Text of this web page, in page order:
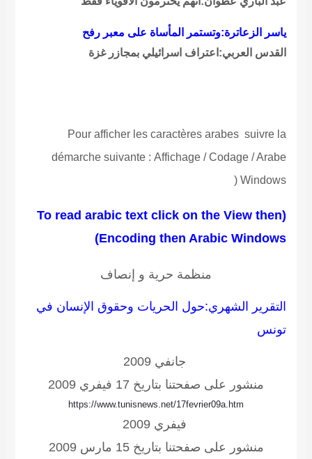
ياسر الزعاترة:وتستمر المأساة على معبر رفح
القدس العربي:اعتراف اسرائيلي بمجازر غزة
Pour afficher les caractères arabes suivre la
démarche suivante : Affichage / Codage / Arabe
Windows
(
(To read
arabic text click on the View then
Encoding then Arabic Windows)
منظمة حرية و إنصاف
التقرير الشهري:حول الحريات وحقوق الإنسان في
تونس
جانفي
منشور على صفحتنا بتاريخ 17 فيفري 2009
https://www.tunisnews.net/17fevrier09a.htm
فيفري 2009
منشور على صفحتنا بتاريخ 15 مارس 2009